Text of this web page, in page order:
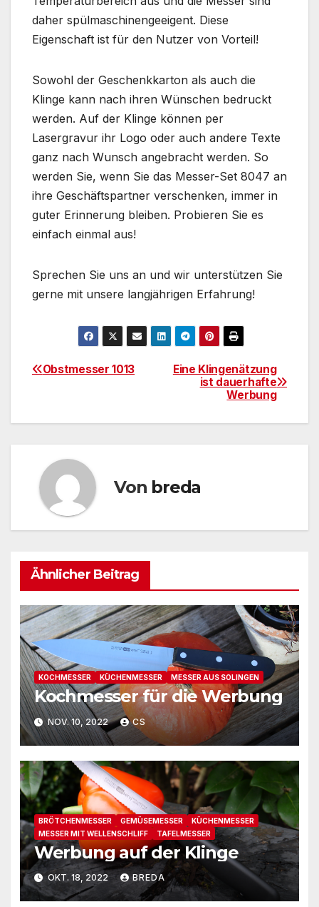
daher spülmaschinengeeigent. Diese
Eigenschaft ist für den Nutzer von Vorteil!
Sowohl der Geschenkkarton als auch die
Klinge kann nach ihren Wünschen bedruckt
werden. Auf der Klinge können per
Lasergravur ihr Logo oder auch andere Texte
ganz nach Wunsch angebracht werden. So
werden Sie, wenn Sie das Messer-Set 8047 an
ihre Geschäftspartner verschenken, immer in
guter Erinnerung bleiben. Probieren Sie es
einfach einmal aus!
Sprechen Sie uns an und wir unterstützen Sie
gerne mit unsere langjährigen Erfahrung!
Beitragsnavigation
Eine Klingenätzung
ist dauerhafte
Werbung
Obstmesser 1013
Von breda
Ähnlicher Beitrag
KOCHMESSER KÜCHENMESSER MESSER AUS SOLINGEN
Kochmesser für die Werbung
NOV. 10, 2022 CS
BRÖTCHENMESSER GEMÜSEMESSER
KÜCHENMESSER
MESSER MIT WELLENSCHLIFF
TAFELMESSER
Werbung auf der Klinge
OKT. 18, 2022 BREDA